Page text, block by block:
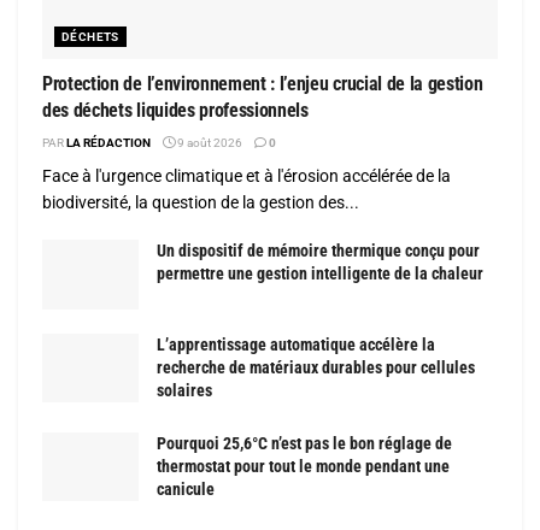
DÉCHETS
Protection de l’environnement : l’enjeu crucial de la gestion
des déchets liquides professionnels
PAR LA RÉDACTION 9 août 2026 0
Face à l'urgence climatique et à l'érosion accélérée de la
biodiversité, la question de la gestion des...
Un dispositif de mémoire thermique conçu pour
permettre une gestion intelligente de la chaleur
L’apprentissage automatique accélère la
recherche de matériaux durables pour cellules
solaires
Pourquoi 25,6°C n’est pas le bon réglage de
thermostat pour tout le monde pendant une
canicule